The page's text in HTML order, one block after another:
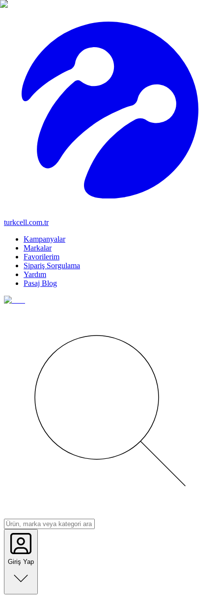
turkcell.com.tr
Kampanyalar
Markalar
Favorilerim
Sipariş Sorgulama
Yardım
Pasaj Blog
Giriş Yap